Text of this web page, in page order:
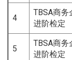
4
TBSA商务
进阶检定
5
TBSA商务
进阶检定